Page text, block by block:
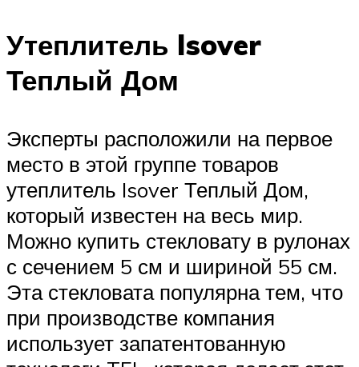
Утеплитель Isover
Теплый Дом
Эксперты расположили на первое
место в этой группе товаров
утеплитель Isover Теплый Дом,
который известен на весь мир.
Можно купить стекловату в рулонах
с сечением 5 см и шириной 55 см.
Эта стекловата популярна тем, что
при производстве компания
использует запатентованную